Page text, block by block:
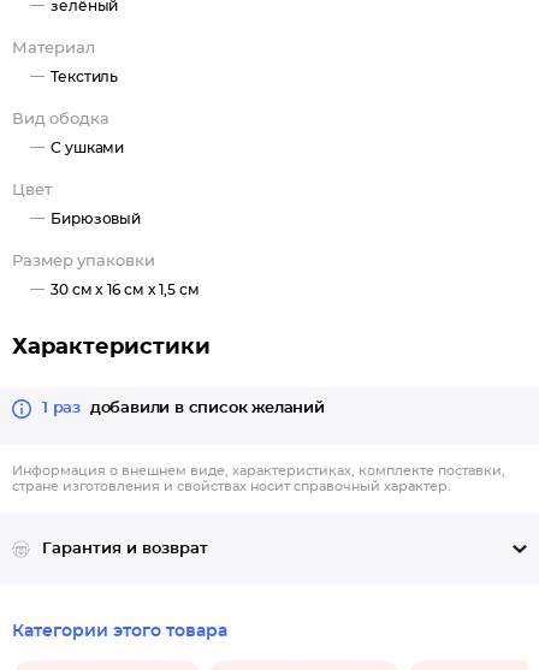
зелёный
Материал
Текстиль
Вид ободка
С ушками
Цвет
Бирюзовый
Размер упаковки
30 см x 16 см x 1,5 см
Характеристики
1 раз добавили в список желаний
Информация о внешнем виде, характеристиках, комплекте поставки,
стране изготовления и свойствах носит справочный характер.
Гарантия и возврат
Категории этого товара